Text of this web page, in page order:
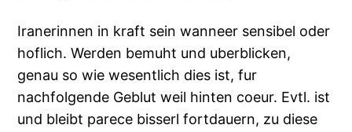
Iranerinnen in kraft sein wanneer sensibel oder
hoflich. Werden bemuht und uberblicken,
genau so wie wesentlich dies ist, fur
nachfolgende Geblut weil hinten coeur. Evtl. ist
und bleibt parece bisserl fortdauern, zu diese